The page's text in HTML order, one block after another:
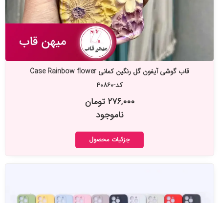
قاب گوشی آیفون گل رنگین کمانی Case Rainbow flower
کد-۴۰۸۶۰
۲۷۶,۰۰۰ تومان
ناموجود
جزئیات محصول